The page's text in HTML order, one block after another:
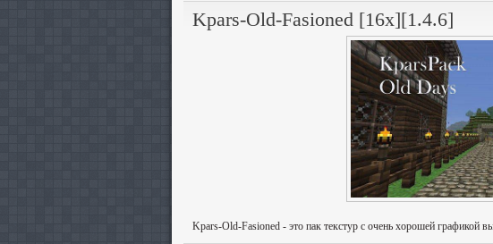
Kpars-Old-Fasioned [16x][1.4.6]
Kpars-Old-Fasioned - это пак текстур с очень хорошей графикой